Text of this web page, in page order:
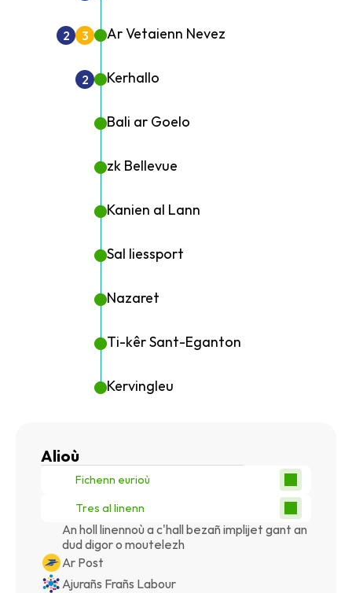
2 3
2
Ar Vetaienn Nevez
Kerhallo
Bali ar Goelo
zk Bellevue
Kanien al Lann
Sal liessport
Nazaret
Ti-kêr Sant-Eganton
Kervingleu
Alioù
Fichenn eurioù
Tres al linenn
An holl linennoù a c'hall bezañ implijet gant an
dud digor o moutelezh
Ar Post
Ajurañs Frañs Labour